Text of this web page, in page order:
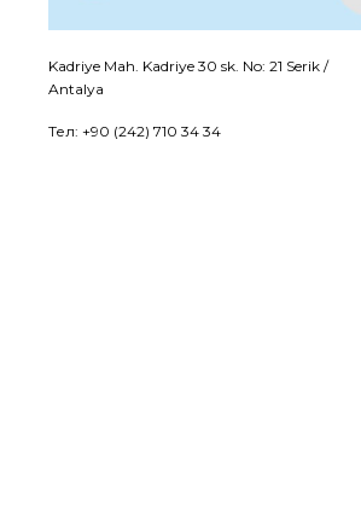
Kadriye Mah. Kadriye 30 sk. No: 21 Serik /
Antalya
Тел: +90 (242) 710 34 34